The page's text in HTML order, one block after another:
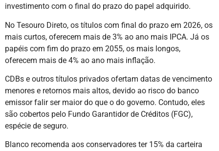
investimento com o final do prazo do papel adquirido.
No Tesouro Direto, os títulos com final do prazo em 2026, os
mais curtos, oferecem mais de 3% ao ano mais IPCA. Já os
papéis com fim do prazo em 2055, os mais longos,
oferecem mais de 4% ao ano mais inflação.
CDBs e outros títulos privados ofertam datas de vencimento
menores e retornos mais altos, devido ao risco do banco
emissor falir ser maior do que o do governo. Contudo, eles
são cobertos pelo Fundo Garantidor de Créditos (FGC),
espécie de seguro.
Blanco recomenda aos conservadores ter 15% da carteira